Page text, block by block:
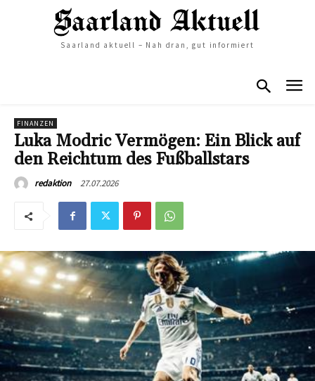
Saarland aktuell – Nah dran, gut informiert
FINANZEN
Luka Modric Vermögen: Ein Blick auf
den Reichtum des Fußballstars
redaktion 27.07.2026